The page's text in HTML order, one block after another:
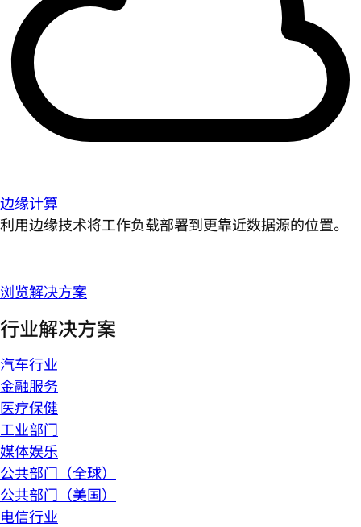
边缘计算
利用边缘技术将工作负载部署到更靠近数据源的位置。
浏览解决方案
行业解决方案
汽车行业
金融服务
医疗保健
工业部门
媒体娱乐
公共部门（全球）
公共部门（美国）
电信行业